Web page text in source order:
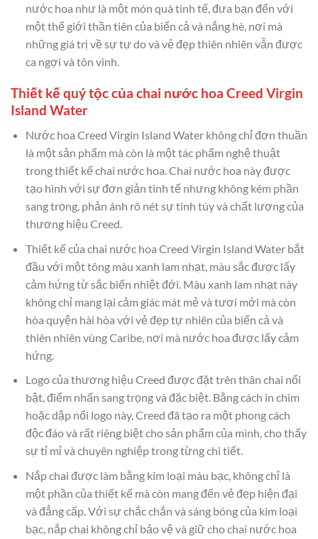
nước hoa như là một món quà tinh tế, đưa bạn đến với
một thế giới thần tiên của biển cả và nắng hè, nơi mà
những giá trị về sự tự do và vẻ đẹp thiên nhiên vẫn được
ca ngợi và tôn vinh.
Thiết kế quý tộc của chai nước hoa Creed Virgin
Island Water
Nước hoa Creed Virgin Island Water không chỉ đơn thuần
là một sản phẩm mà còn là một tác phẩm nghệ thuật
trong thiết kế chai nước hoa. Chai nước hoa này được
tạo hình với sự đơn giản tinh tế nhưng không kém phần
sang trọng, phản ánh rõ nét sự tinh túy và chất lượng của
thương hiệu Creed.
Thiết kế của chai nước hoa Creed Virgin Island Water bắt
đầu với một tông màu xanh lam nhạt, màu sắc được lấy
cảm hứng từ sắc biển nhiệt đới. Màu xanh lam nhạt này
không chỉ mang lại cảm giác mát mẻ và tươi mới mà còn
hòa quyện hài hòa với vẻ đẹp tự nhiên của biển cả và
thiên nhiên vùng Caribe, nơi mà nước hoa được lấy cảm
hứng.
Logo của thương hiệu Creed được đặt trên thân chai nổi
bật, điểm nhấn sang trọng và đặc biệt. Bằng cách in chìm
hoặc dập nổi logo này, Creed đã tạo ra một phong cách
độc đáo và rất riêng biệt cho sản phẩm của mình, cho thấy
sự tỉ mỉ và chuyên nghiệp trong từng chi tiết.
Nắp chai được làm bằng kim loại màu bạc, không chỉ là
một phần của thiết kế mà còn mang đến vẻ đẹp hiện đại
và đẳng cấp. Với sự chắc chắn và sáng bóng của kim loại
bạc, nắp chai không chỉ bảo vệ và giữ cho chai nước hoa